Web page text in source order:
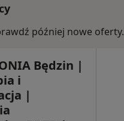
później nowe oferty.
Będzin |
i
|